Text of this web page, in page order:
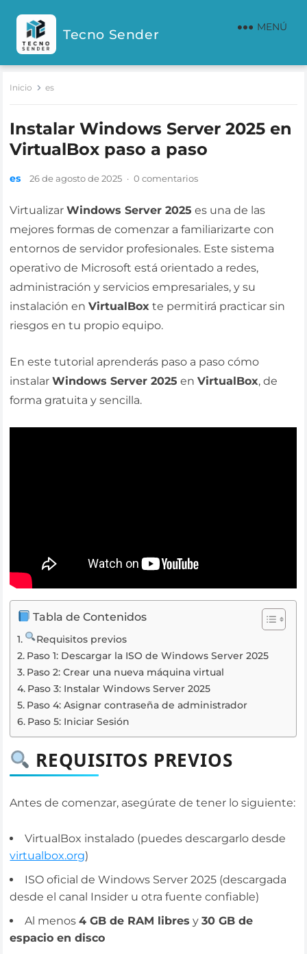
Tecno Sender MENÚ
Inicio es
Instalar Windows Server 2025 en
VirtualBox paso a paso
es 26 de agosto de 2025 · 0 comentarios
VirtualizarWindows Server 2025 es una de las
mejores formas de comenzar a familiarizarte con
entornos de servidor profesionales. Este sistema
operativo de Microsoft está orientado a redes,
administración y servicios empresariales, y su
instalación enVirtualBox te permitirá practicar sin
riesgos en tu propio equipo.
En este tutorial aprenderás paso a paso cómo
instalarWindows Server 2025 enVirtualBox, de
forma gratuita y sencilla.
Tabla de Contenidos
Requisitos previos
Paso 1: Descargar la ISO de Windows Server 2025
Paso 2: Crear una nueva máquina virtual
Paso 3: Instalar Windows Server 2025
Paso 4: Asignar contraseña de administrador
Paso 5: Iniciar Sesión
REQUISITOS PREVIOS
Antes de comenzar, asegúrate de tener lo siguiente:
VirtualBox instalado (puedes descargarlo desde
virtualbox.org)
ISO oficial de Windows Server 2025 (descargada
desde el canal Insider u otra fuente confiable)
Al menos4 GB de RAM libres y30 GB de
espacio en disco